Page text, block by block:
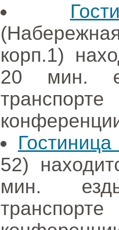
корп.1)
20 мин.
52)
мин.